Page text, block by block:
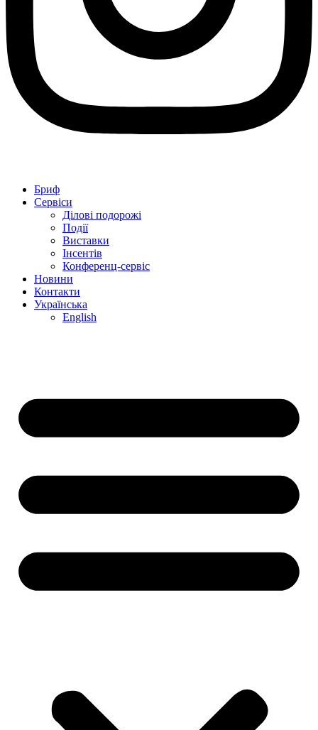
Бриф
Сервіси
Ділові подорожі
Події
Виставки
Інсентів
Конференц-сервіс
Новини
Контакти
Українська
English